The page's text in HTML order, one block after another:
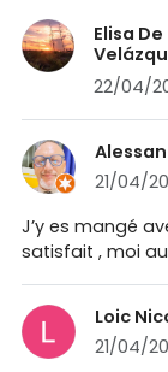
Elisa
22/04/
21/04/
J’y es mangé
satisfait , moi
Loic
21/04/